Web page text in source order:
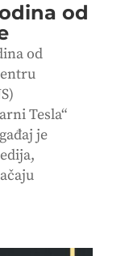
od
od
Tesla“
je